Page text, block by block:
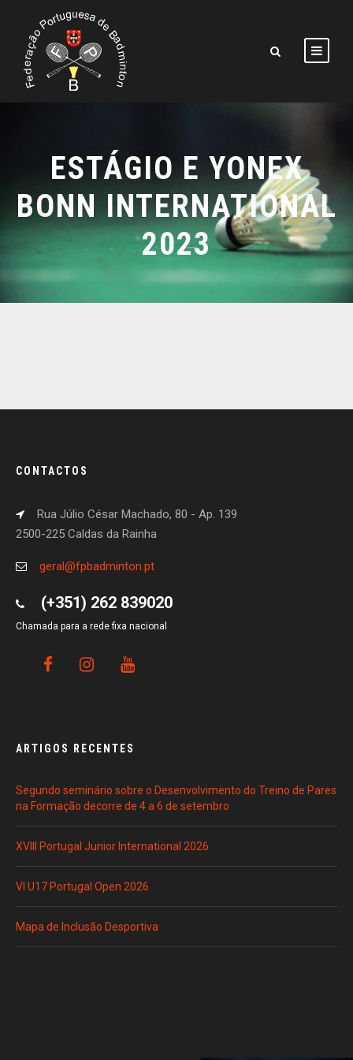
ESTÁGIO E YONEX
BONN INTERNATIONAL
2023
CONTACTOS
Rua Júlio César Machado, 80 - Ap. 139
2500-225 Caldas da Rainha
geral@fpbadminton.pt
(+351) 262 839020
Chamada para a rede fixa nacional
ARTIGOS RECENTES
Segundo seminário sobre o Desenvolvimento do Treino de Pares
na Formação decorre de 4 a 6 de setembro
XVIII Portugal Junior International 2026
VI U17 Portugal Open 2026
Mapa de Inclusão Desportiva